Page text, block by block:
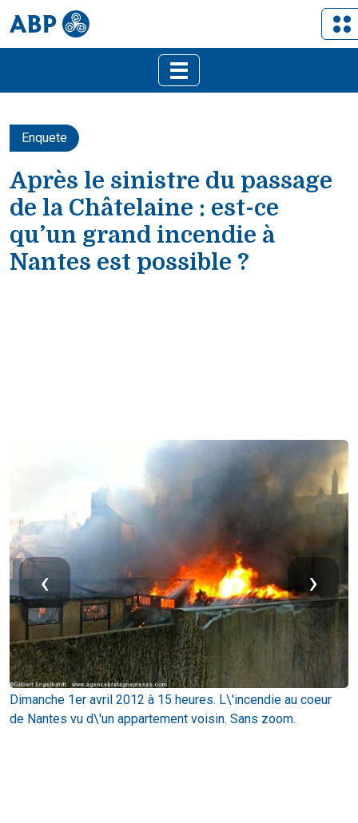
Enquete
Après le sinistre du passage
de la Châtelaine : est-ce
qu’un grand incendie à
Nantes est possible ?
Dimanche 1er avril 2012 à 15 heures. L\'incendie au coeur
de Nantes vu d\'un appartement voisin. Sans zoom.
‹ ›